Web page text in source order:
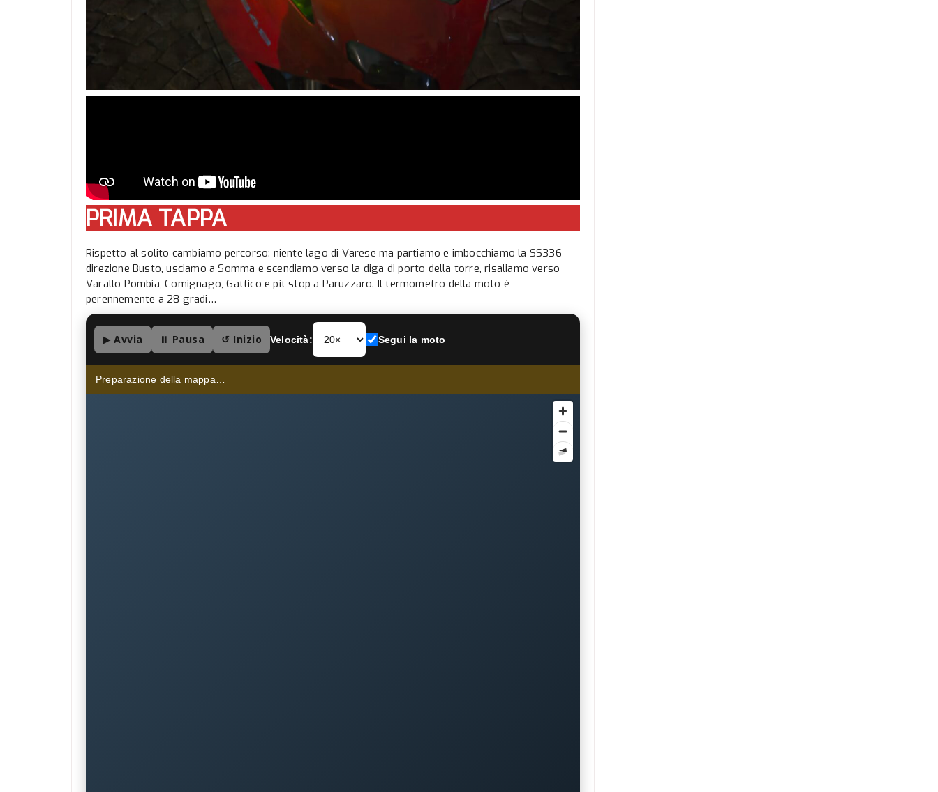
PRIMA TAPPA
Rispetto al solito cambiamo percorso: niente lago di Varese ma partiamo e imbocchiamo la SS336
direzione Busto, usciamo a Somma e scendiamo verso la diga di porto della torre, risaliamo verso
Varallo Pombia, Comignago, Gattico e pit stop a Paruzzaro. Il termometro della moto è
perennemente a 28 gradi…
▶ Avvia ⏸ Pausa ↺ Inizio Velocità: Segui la moto
Preparazione della mappa…